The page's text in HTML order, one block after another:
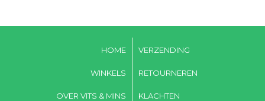
HOME
WINKELS
OVER VITS & MINS
VERZENDING
RETOURNEREN
KLACHTEN